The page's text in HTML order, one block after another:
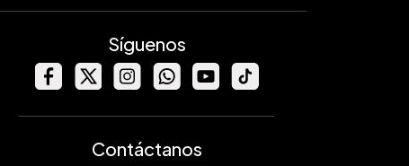
Síguenos
Contáctanos